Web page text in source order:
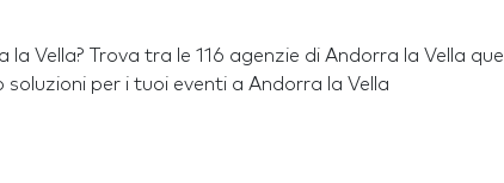
la Vella? Trova tra le 116 agenzie di Andorra la Vella
per i tuoi eventi a Andorra la Vella